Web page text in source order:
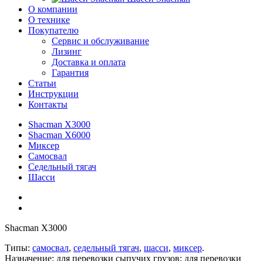
О компании
О технике
Покупателю
Сервис и обслуживание
Лизинг
Доставка и оплата
Гарантия
Статьи
Инструкции
Контакты
Shacman X3000
Shacman X6000
Миксер
Самосвал
Седельный тягач
Шасси
Shacman X3000
Типы: самосвал, седельный тягач, шасси, миксер.
Назначение: для перевозки сыпучих грузов; для перевозки